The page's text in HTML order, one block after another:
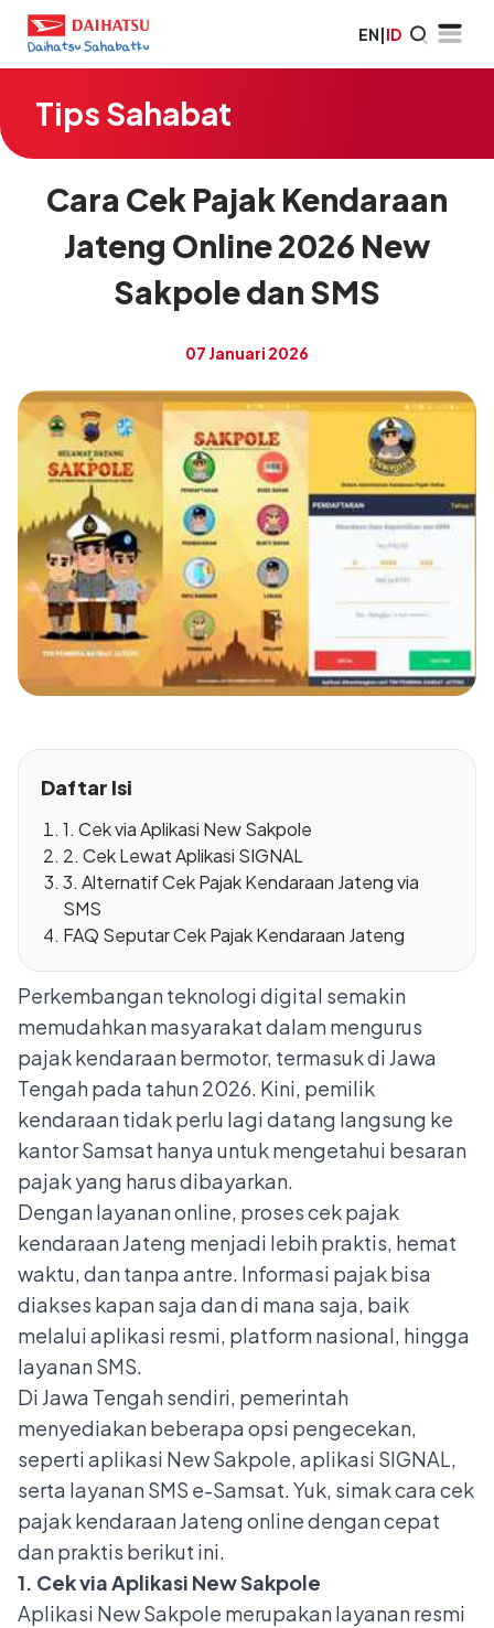
EN|ID
Tips Sahabat
Cara Cek Pajak Kendaraan
Jateng Online 2026 New
Sakpole dan SMS
07 Januari 2026
Daftar Isi
1. Cek via Aplikasi New Sakpole
2. Cek Lewat Aplikasi SIGNAL
3. Alternatif Cek Pajak Kendaraan Jateng via
SMS
FAQ Seputar Cek Pajak Kendaraan Jateng
Perkembangan teknologi digital semakin
memudahkan masyarakat dalam mengurus
pajak kendaraan bermotor, termasuk di Jawa
Tengah pada tahun 2026. Kini, pemilik
kendaraan tidak perlu lagi datang langsung ke
kantor Samsat hanya untuk mengetahui besaran
pajak yang harus dibayarkan.
Dengan layanan online, proses cek pajak
kendaraan Jateng menjadi lebih praktis, hemat
waktu, dan tanpa antre. Informasi pajak bisa
diakses kapan saja dan di mana saja, baik
melalui aplikasi resmi, platform nasional, hingga
layanan SMS.
Di Jawa Tengah sendiri, pemerintah
menyediakan beberapa opsi pengecekan,
seperti aplikasi New Sakpole, aplikasi SIGNAL,
serta layanan SMS e-Samsat. Yuk, simak cara cek
pajak kendaraan Jateng online dengan cepat
dan praktis berikut ini.
1. Cek via Aplikasi New Sakpole
Aplikasi New Sakpole merupakan layanan resmi